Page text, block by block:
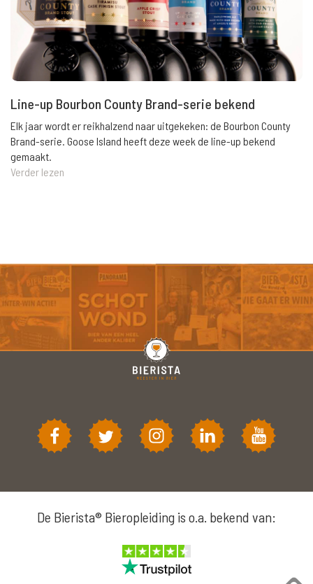
Line-up Bourbon County Brand-serie bekend
Elk jaar wordt er reikhalzend naar uitgekeken: de Bourbon County
Brand-serie. Goose Island heeft deze week de line-up bekend
gemaakt.
Verder lezen
De Bierista® Bieropleiding is o.a. bekend van: